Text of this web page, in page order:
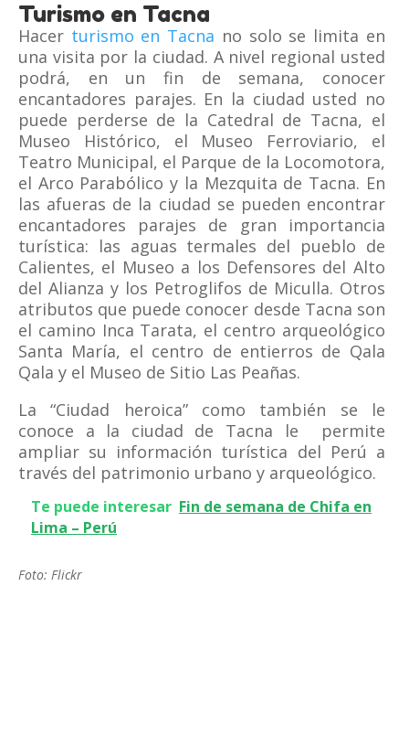
Turismo en Tacna
Hacer turismo en Tacna no solo se limita en
una visita por la ciudad. A nivel regional usted
podrá, en un fin de semana, conocer
encantadores parajes. En la ciudad usted no
puede perderse de la Catedral de Tacna, el
Museo Histórico, el Museo Ferroviario, el
Teatro Municipal, el Parque de la Locomotora,
el Arco Parabólico y la Mezquita de Tacna. En
las afueras de la ciudad se pueden encontrar
encantadores parajes de gran importancia
turística: las aguas termales del pueblo de
Calientes, el Museo a los Defensores del Alto
del Alianza y los Petroglifos de Miculla. Otros
atributos que puede conocer desde Tacna son
el camino Inca Tarata, el centro arqueológico
Santa María, el centro de entierros de Qala
Qala y el Museo de Sitio Las Peañas.
La “Ciudad heroica” como también se le
conoce a la ciudad de Tacna le permite
ampliar su información turística del Perú a
través del patrimonio urbano y arqueológico.
Te puede interesar Fin de semana de Chifa en
Lima – Perú
Foto: Flickr